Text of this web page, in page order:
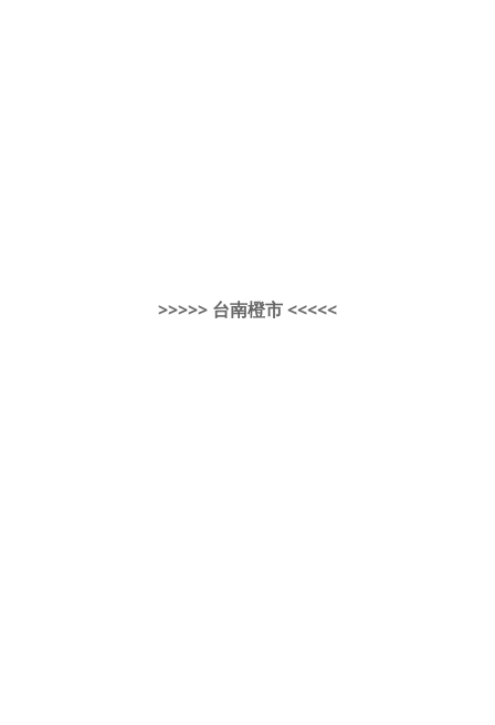
>>>>> 台南橙市 <<<<<